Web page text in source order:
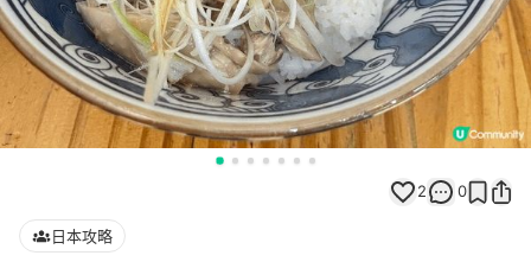
2 0
日本攻略